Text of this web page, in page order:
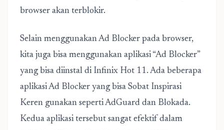
browser akan terblokir.
Selain menggunakan Ad Blocker pada browser,
kita juga bisa menggunakan aplikasi “Ad Blocker”
yang bisa diinstal di Infinix Hot 11. Ada beberapa
aplikasi Ad Blocker yang bisa Sobat Inspirasi
Keren gunakan seperti AdGuard dan Blokada.
Kedua aplikasi tersebut sangat efektif dalam